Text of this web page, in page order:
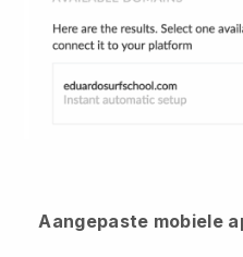
Aangepaste mobiele